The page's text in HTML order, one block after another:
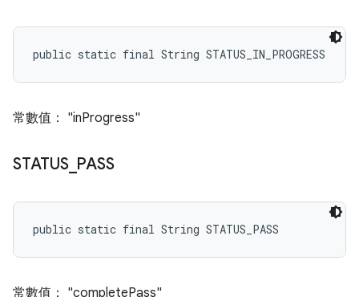
public static final String STATUS_IN_PROGRESS
常數值： "inProgress"
STATUS_ PASS
public static final String STATUS_PASS
常數值： "completePass"